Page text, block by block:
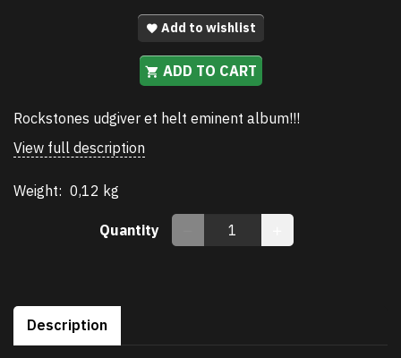
Add to wishlist
ADD TO CART
Rockstones udgiver et helt eminent album!!!
View full description
Weight: 0,12 kg
Quantity
Description